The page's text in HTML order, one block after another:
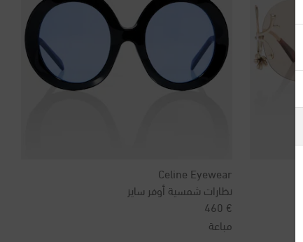
Celine Eyewear
نظارات شمسية أوفر سايز
€ 460
original price
مباعة
أذربيجان
أرمينيا
أنتيغوا وبربودا